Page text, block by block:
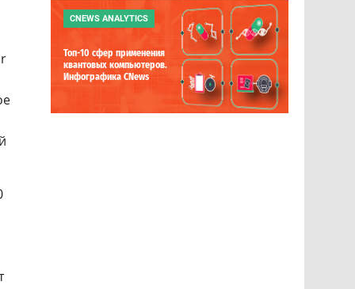
CNEWS ANALYTICS
Топ-10 сфер применения
квантовых компьютеров.
Инфографика CNews